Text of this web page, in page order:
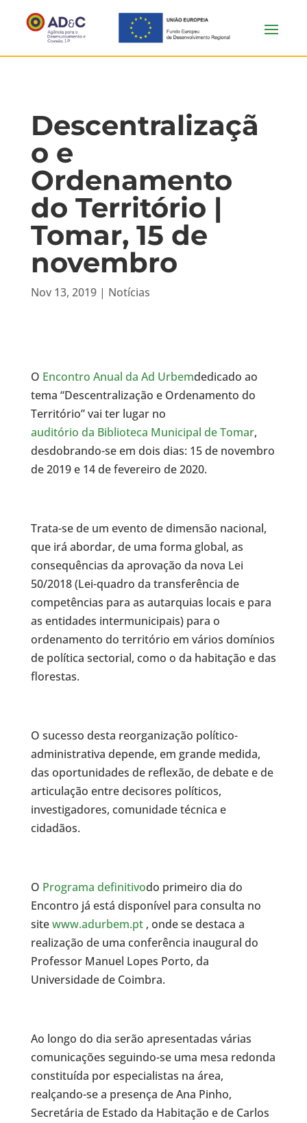
Descentralizaçã
o e
Ordenamento
do Território |
Tomar, 15 de
novembro
Nov 13, 2019| Notícias
O Encontro Anual da Ad Urbemdedicado ao
tema “Descentralização e Ordenamento do
Território” vai ter lugar no
auditório da Biblioteca Municipal de Tomar,
desdobrando-se em dois dias: 15 de novembro
de 2019 e 14 de fevereiro de 2020.
Trata-se de um evento de dimensão nacional,
que irá abordar, de uma forma global, as
consequências da aprovação da nova Lei
50/2018 (Lei-quadro da transferência de
competências para as autarquias locais e para
as entidades intermunicipais) para o
ordenamento do território em vários domínios
de política sectorial, como o da habitação e das
florestas.
O sucesso desta reorganização político-
administrativa depende, em grande medida,
das oportunidades de reflexão, de debate e de
articulação entre decisores políticos,
investigadores, comunidade técnica e
cidadãos.
O Programa definitivodo primeiro dia do
Encontro já está disponível para consulta no
sitewww.adurbem.pt, onde se destaca a
realização de uma conferência inaugural do
Professor Manuel Lopes Porto, da
Universidade de Coimbra.
Ao longo do dia serão apresentadas várias
comunicações seguindo-se uma mesa redonda
constituída por especialistas na área,
realçando-se a presença de Ana Pinho,
Secretária de Estado da Habitação e de Carlos